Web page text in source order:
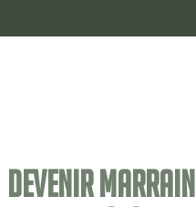
Devenir